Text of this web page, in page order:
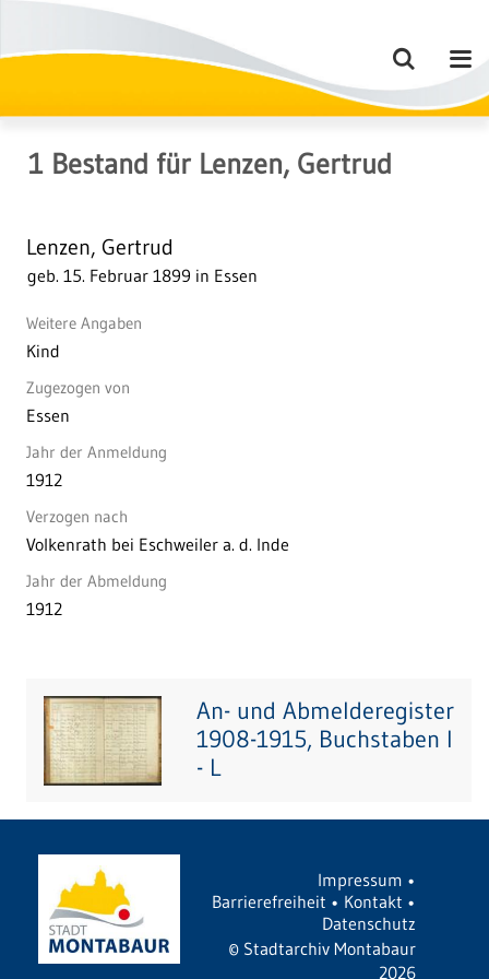
1 Bestand für Lenzen, Gertrud
Lenzen, Gertrud
geb. 15. Februar 1899 in Essen
Weitere Angaben
Kind
Zugezogen von
Essen
Jahr der Anmeldung
1912
Verzogen nach
Volkenrath bei Eschweiler a. d. Inde
Jahr der Abmeldung
1912
An- und Abmelderegister
1908-1915, Buchstaben I
- L
Impressum •
Barrierefreiheit • Kontakt •
Datenschutz
© Stadtarchiv Montabaur
2026